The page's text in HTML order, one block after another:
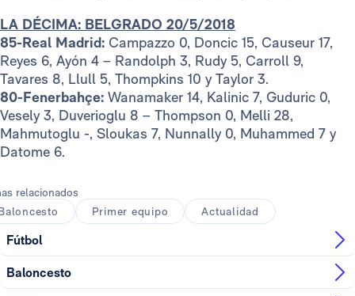
LA DÉCIMA: BELGRADO 20/5/2018
85-Real Madrid: Campazzo 0, Doncic 15, Causeur 17,
Reyes 6, Ayón 4 – Randolph 3, Rudy 5, Carroll 9,
Tavares 8, Llull 5, Thompkins 10 y Taylor 3.
80-Fenerbahçe: Wanamaker 14, Kalinic 7, Guduric 0,
Vesely 3, Duverioglu 8 – Thompson 0, Melli 28,
Mahmutoglu -, Sloukas 7, Nunnally 0, Muhammed 7 y
Datome 6.
relacionados
Primer equipo Actualidad
Fútbol
Baloncesto